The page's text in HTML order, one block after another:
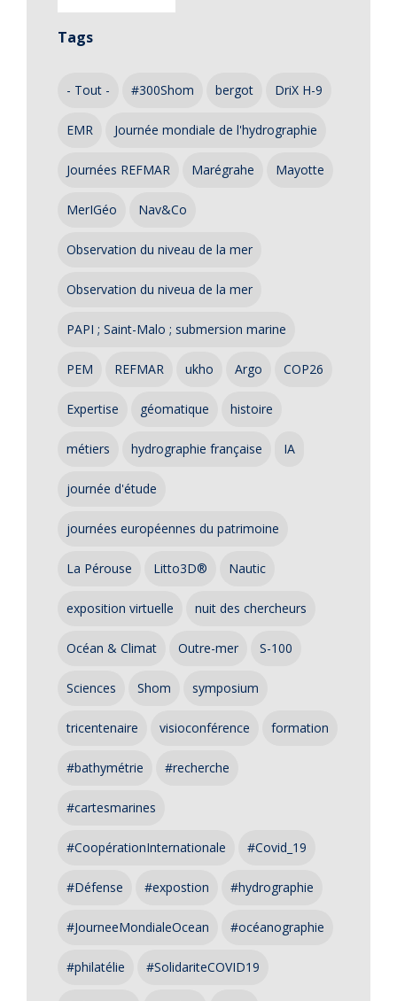
Tags
- Tout - #300Shom bergot DriX H-9
EMR Journée mondiale de l'hydrographie
Journées REFMAR Marégrahe Mayotte
MerIGéo Nav&Co
Observation du niveau de la mer
Observation du niveua de la mer
PAPI ; Saint-Malo ; submersion marine
PEM REFMAR ukho Argo COP26
Expertise géomatique histoire
métiers hydrographie française IA
journée d'étude
journées européennes du patrimoine
La Pérouse Litto3D® Nautic
exposition virtuelle nuit des chercheurs
Océan & Climat Outre-mer S-100
Sciences Shom symposium
tricentenaire visioconférence formation
#bathymétrie #recherche
#cartesmarines
#CoopérationInternationale #Covid_19
#Défense #expostion #hydrographie
#JourneeMondialeOcean #océanographie
#philatélie #SolidariteCOVID19